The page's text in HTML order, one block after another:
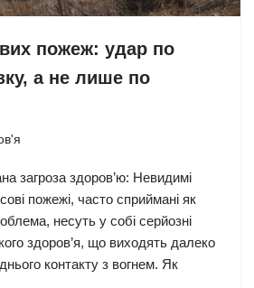
пожеж: удар по
а не лише по
загроза здоров’ю: Невидимі
пожежі, часто сприймані як
несуть у собі серйозні
здоров’я, що виходять далеко
контакту з вогнем. Як